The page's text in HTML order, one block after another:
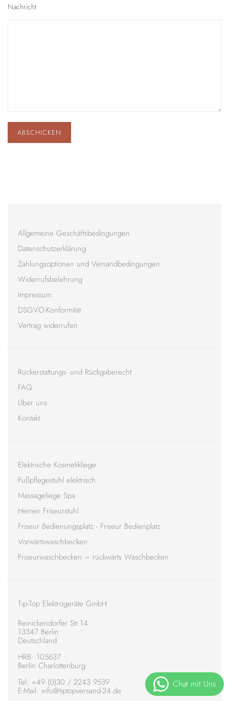
Nachricht
Allgemeine Geschäftsbedingungen
Datenschutzerklärung
Zahlungsoptionen und Versandbedingungen
Widerrufsbelehrung
Impressum
DSGVO-Konformität
Vertrag widerrufen
Rückerstattungs- und Rückgaberecht
FAQ
Über uns
Kontakt
Elektrische Kosmetikliege
Fußpflegestuhl elektrisch
Massageliege Spa
Herren Friseurstuhl
Friseur Bedienungsplatz - Friseur Bedienplatz
Vorwärtswaschbecken
Friseurwaschbecken – rückwärts Waschbecken
Tip-Top Elektrogeräte GmbH
Reinickendorfer Str.14
13347 Berlin
Deutschland
HRB: 105637
Berlin Charlottenburg
Tel: +49 (0)30 / 2243 9539
E-Mail: info@tiptopversand-24.de